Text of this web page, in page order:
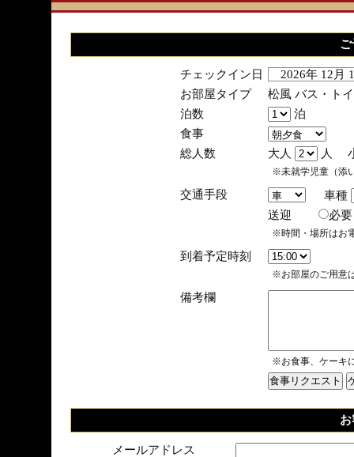
チェックイン日
2026年 12
お部屋タイプ
松風 バス・ト
泊数
泊
食事
総人数
大人 人
※未就学児童（添
交通手段
車種
送迎
※時間・場所はお
到着予定時刻
※お部屋のご用意
備考欄
※お食事、ケーキ
メールアドレス